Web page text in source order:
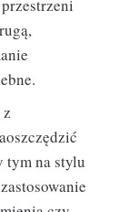
tym na stylu